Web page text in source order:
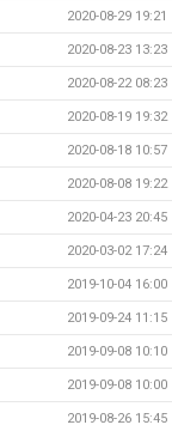
2020-08-29 19:21
2020-08-23 13:23
2020-08-22 08:23
2020-08-19 19:32
2020-08-18 10:57
2020-08-08 19:22
2020-04-23 20:45
2020-03-02 17:24
2019-10-04 16:00
2019-09-24 11:15
2019-09-08 10:10
2019-09-08 10:00
2019-08-26 15:45